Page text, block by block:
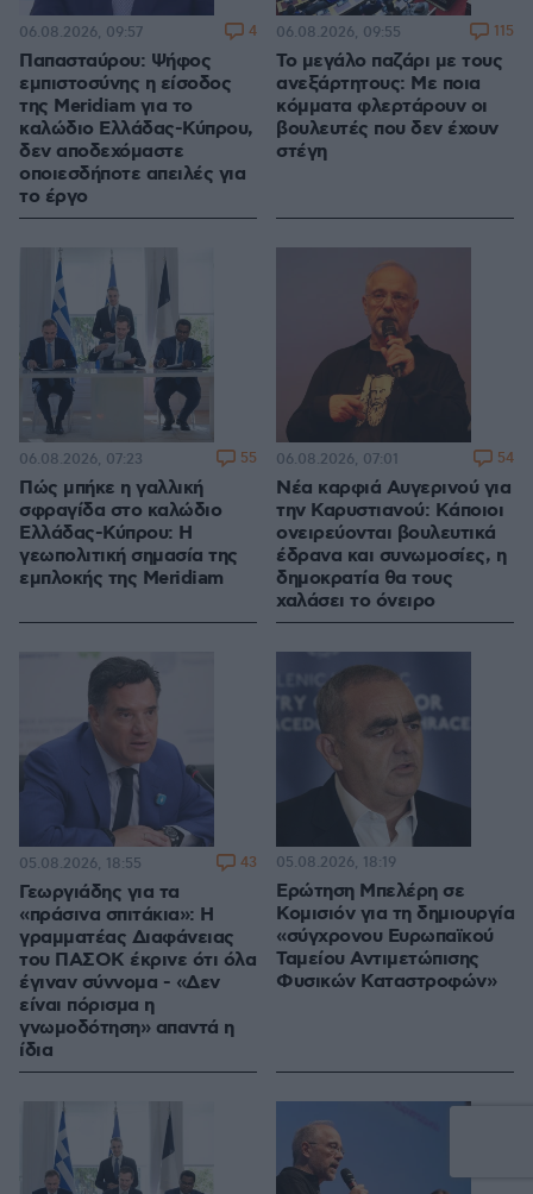
Παπασταύρου: Ψήφος
εμπιστοσύνης η είσοδος
της Meridiam για το
καλώδιο Ελλάδας-Κύπρου,
δεν αποδεχόμαστε
οποιεσδήποτε απειλές για
το έργο
06.08.2026, 09:57 4
Το μεγάλο παζάρι με τους
ανεξάρτητους: Με ποια
κόμματα φλερτάρουν οι
βουλευτές που δεν έχουν
στέγη
06.08.2026, 09:55 115
Πώς μπήκε η γαλλική
σφραγίδα στο καλώδιο
Ελλάδας-Κύπρου: Η
γεωπολιτική σημασία της
εμπλοκής της Meridiam
06.08.2026, 07:23 55
Νέα καρφιά Αυγερινού για
την Καρυστιανού: Kάποιοι
ονειρεύονται βουλευτικά
έδρανα και συνωμοσίες, η
δημοκρατία θα τους
χαλάσει το όνειρο
06.08.2026, 07:01 54
Γεωργιάδης για τα
«πράσινα σπιτάκια»: Η
γραμματέας Διαφάνειας
του ΠΑΣΟΚ έκρινε ότι όλα
έγιναν σύννομα - «Δεν
είναι πόρισμα η
γνωμοδότηση» απαντά η
ίδια
05.08.2026, 18:55 43
Ερώτηση Μπελέρη σε
Κομισιόν για τη δημιουργία
«σύγχρονου Ευρωπαϊκού
Ταμείου Αντιμετώπισης
Φυσικών Καταστροφών»
05.08.2026, 18:19